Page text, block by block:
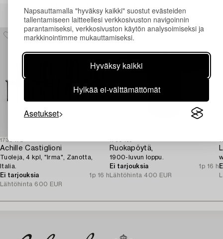
Napsauttamalla "hyväksy kaikki" suostut evästeiden
tallentamiseen laitteellesi verkkosivuston navigoinnin
parantamiseksi, verkkosivuston käytön analysoimiseksi ja
markkinointimme mukauttamiseksi.
Hyväksy kaikki
Hylkää ei-välttämättömät
Asetukset
Muiden katsomia kohteita
1730472
Achille Castiglioni
Tuoleja, 4 kpl, "Irma", Zanotta,
Italia.
Ei tarjouksia
1p 16 h
Lähtöhinta 600 EUR
1730469
Ruokapöytä,
1900-luvun loppu.
Ei tarjouksia
1p 16 h
Lähtöhinta 400 EUR